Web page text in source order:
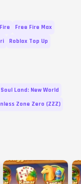
Free Fire Max
Roblox Top Up
Soul Land: New World
Zone Zero (ZZZ)